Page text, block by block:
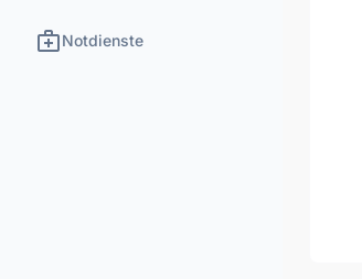
medical_servicesNotdienste